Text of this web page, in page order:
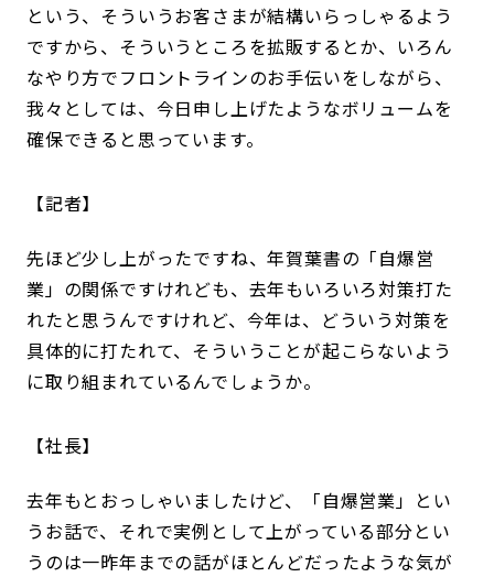
という、そういうお客さまが結構いらっしゃるよう
ですから、そういうところを拡販するとか、いろん
なやり方でフロントラインのお手伝いをしながら、
我々としては、今日申し上げたようなボリュームを
確保できると思っています。
記者
先ほど少し上がったですね、年賀葉書の「自爆営
業」の関係ですけれども、去年もいろいろ対策打た
れたと思うんですけれど、今年は、どういう対策を
具体的に打たれて、そういうことが起こらないよう
に取り組まれているんでしょうか。
社長
去年もとおっしゃいましたけど、「自爆営業」とい
うお話で、それで実例として上がっている部分とい
うのは一昨年までの話がほとんどだったような気が